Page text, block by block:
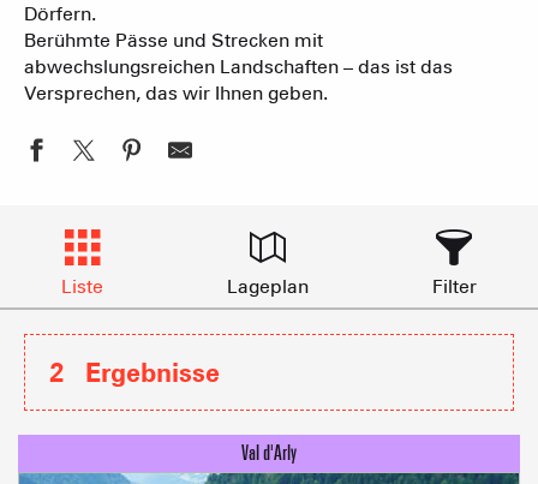
Dörfern.
Berühmte Pässe und Strecken mit
abwechslungsreichen Landschaften – das ist das
Versprechen, das wir Ihnen geben.
Liste Lageplan Filter
2 Ergebnisse